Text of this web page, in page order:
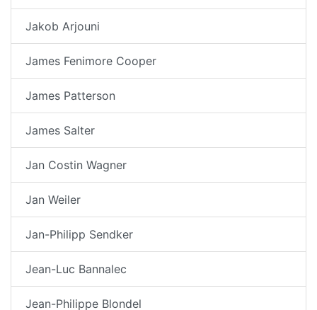
Jakob Arjouni
James Fenimore Cooper
James Patterson
James Salter
Jan Costin Wagner
Jan Weiler
Jan-Philipp Sendker
Jean-Luc Bannalec
Jean-Philippe Blondel